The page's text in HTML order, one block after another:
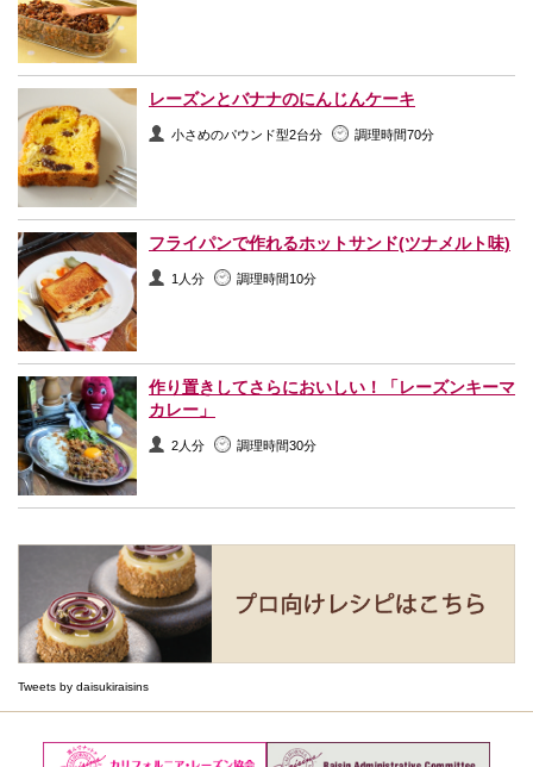
レーズンとバナナのにんじんケーキ
小さめのパウンド型2台分 調理時間70分
フライパンで作れるホットサンド(ツナメルト味)
1人分 調理時間10分
作り置きしてさらにおいしい！「レーズンキーマ
カレー」
2人分 調理時間30分
Tweets by daisukiraisins